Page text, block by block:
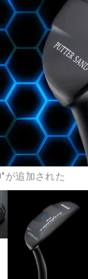
が追加された